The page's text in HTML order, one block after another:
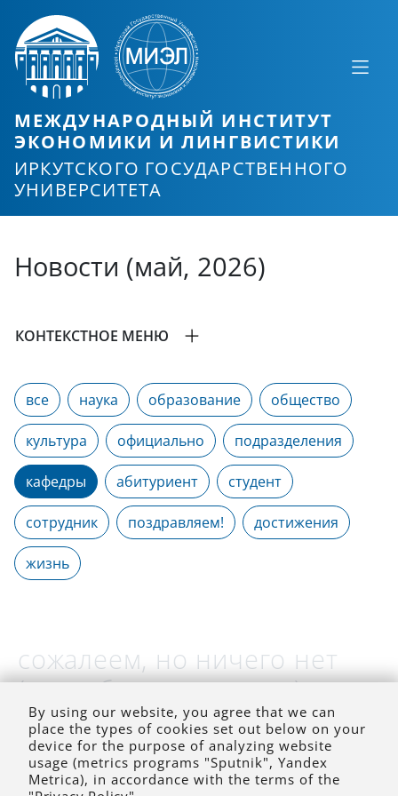
МЕЖДУНАРОДНЫЙ ИНСТИТУТ
ЭКОНОМИКИ И ЛИНГВИСТИКИ
ИРКУТСКОГО ГОСУДАРСТВЕННОГО
УНИВЕРСИТЕТА
Новости (май, 2026)
КОНТЕКСТНОЕ МЕНЮ
все наука образование общество
культура официально подразделения
кафедры абитуриент студент
сотрудник поздравляем! достижения
жизнь
сожалеем, но ничего нет
(на выбранное время)
By using our website, you agree that we can
place the types of cookies set out below on your
device for the purpose of analyzing website
usage (metrics programs "Sputnik", Yandex
Metrica), in accordance with the terms of the